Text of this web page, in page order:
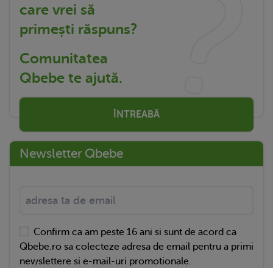
care vrei să
primești răspuns?
Comunitatea
Qbebe te ajută.
ÎNTREABĂ
Newsletter Qbebe
Confirm ca am peste 16 ani si sunt de acord ca
Qbebe.ro sa colecteze adresa de email pentru a primi
newslettere si e-mail-uri promotionale.